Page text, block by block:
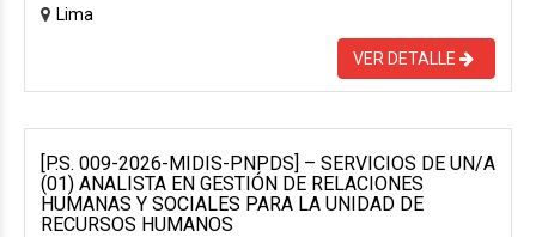
Lima
VER DETALLE
[P.S. 009-2026-MIDIS-PNPDS] – SERVICIOS DE UN/A
(01) ANALISTA EN GESTIÓN DE RELACIONES
HUMANAS Y SOCIALES PARA LA UNIDAD DE
RECURSOS HUMANOS